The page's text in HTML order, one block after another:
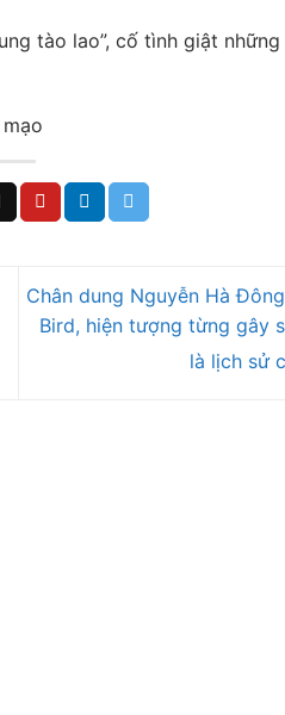
tào lao”, cố tình giật
Chân dung Nguyễn Hà
Bird, hiện tượng từng gây
là lịch sử